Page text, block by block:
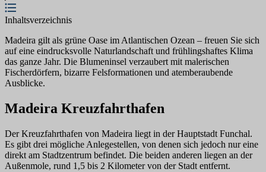
Inhaltsverzeichnis
Madeira gilt als grüne Oase im Atlantischen Ozean – freuen Sie sich
auf eine eindrucksvolle Naturlandschaft und frühlingshaftes Klima
das ganze Jahr. Die Blumeninsel verzaubert mit malerischen
Fischerdörfern, bizarre Felsformationen und atemberaubende
Ausblicke.
Madeira Kreuzfahrthafen
Der Kreuzfahrthafen von Madeira liegt in der Hauptstadt Funchal.
Es gibt drei mögliche Anlegestellen, von denen sich jedoch nur eine
direkt am Stadtzentrum befindet. Die beiden anderen liegen an der
Außenmole, rund 1,5 bis 2 Kilometer von der Stadt entfernt.